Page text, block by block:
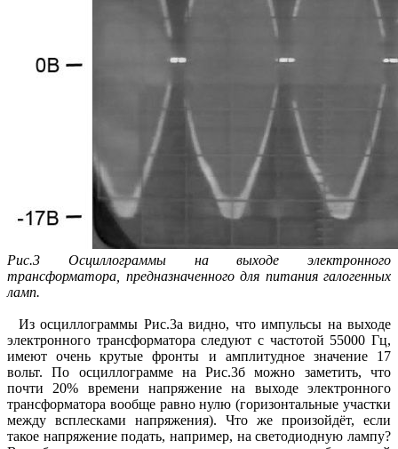
Рис.3 Осциллограммы на выходе электронного
трансформатора, предназначенного для питания галогенных
ламп.
Из осциллограммы Рис.3а видно, что импульсы на выходе
электронного трансформатора следуют с частотой 55000 Гц,
имеют очень крутые фронты и амплитудное значение 17
вольт. По осциллограмме на Рис.3б можно заметить, что
почти 20% времени напряжение на выходе электронного
трансформатора вообще равно нулю (горизонтальные участки
между всплесками напряжения). Что же произойдёт, если
такое напряжение подать, например, на светодиодную лампу?